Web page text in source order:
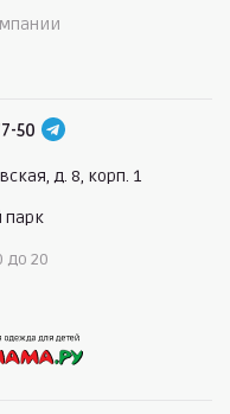
50
д. 8, корп. 1
парк
до 20